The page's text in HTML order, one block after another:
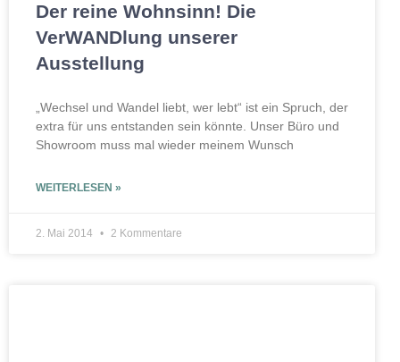
Der reine Wohnsinn! Die
VerWANDlung unserer
Ausstellung
„Wechsel und Wandel liebt, wer lebt“ ist ein Spruch, der
extra für uns entstanden sein könnte. Unser Büro und
Showroom muss mal wieder meinem Wunsch
WEITERLESEN »
2. Mai 2014 2 Kommentare